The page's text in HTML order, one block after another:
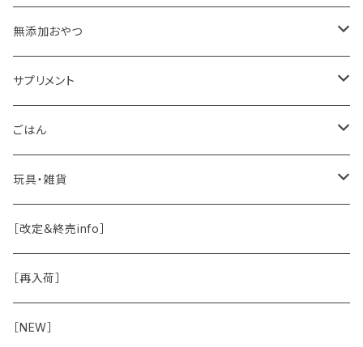
肉球バーム
ドッグソープ
保湿・除菌・虫除け
保湿剤
除菌
おくち・おめめ・おみみ
おくち
おめめ
ブラシと雑貨
無添加おやつ
お肉
お魚
その他（乳製品・果物野菜）
Natural Marche
ちょこっとシリーズ
◾️躾トレーニングに
◾️長く楽しむ用
サプリメント
皮膚被毛
関節・骨
おめめ
おなか
臓-肝腎心膵
ごはん
手作り補助
ウェット・お惣菜
ドライ
玩具・雑貨
ノーズワーク・玩具
お散歩用品
オーナー雑貨
［改定＆終売info］
［再入荷］
［NEW］